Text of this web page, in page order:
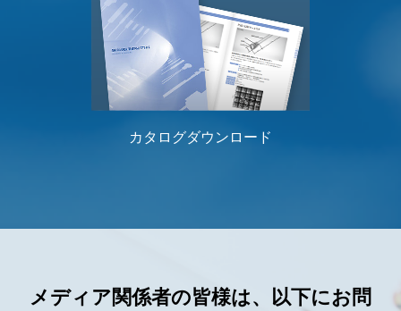
カタログダウンロード
メディア関係者の皆様は、以下にお問